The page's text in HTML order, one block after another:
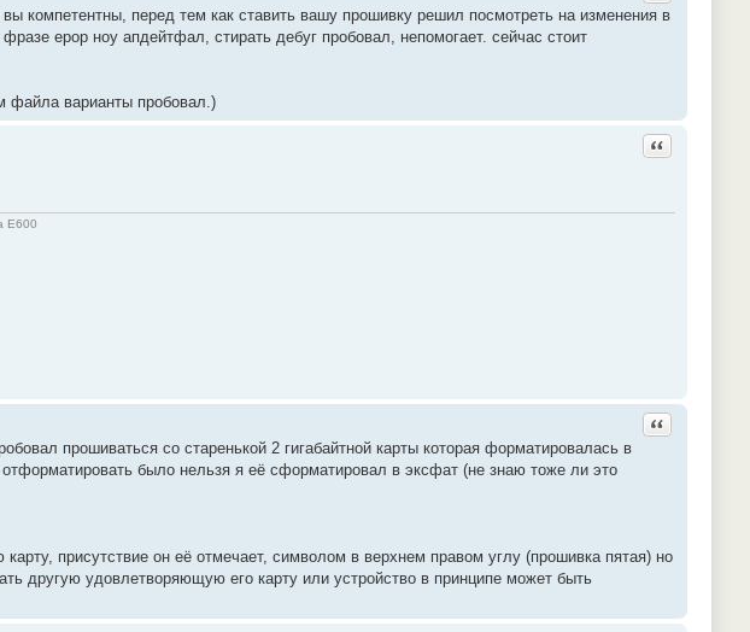
компетентны, перед тем как ставить вашу прошивку решил посмотреть на изменения в
ерор ноу апдейтфал, стирать дебуг пробовал, непомогает. сейчас стоит
файла варианты пробовал.)
Ответить с
E600
Ответить с
прошиваться со старенькой 2 гигабайтной карты которая форматировалась в
было нельзя я её сформатировал в эксфат (не знаю тоже ли это
присутствие он её отмечает, символом в верхнем правом углу (прошивка пятая) но
другую удовлетворяющую его карту или устройство в принципе может быть